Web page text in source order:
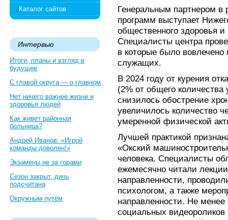
Каталог сайтов
Интервью
Итоги, планы и взгляд в
будущее
С главой округа — о главном
Нет ничего важнее жизни и
здоровья людей
Как живет районная
больница?
Андрей Иванов: «Игрой
команды доволен!»
Экзамены не за горами
Сезон закрыт, дичь
подсчитана
Окружным путём
Генеральным партнером в
программ выступает
общественного здоровья
Специалисты центра
в которые было
служащих.
В 2024 году от курения
(2% от общего количества
снизилось обострение
увеличилось количество
умеренной физической
Лучшей практикой
«Окский
человека. Специалисты
ежемесячно читали
направленности,
психологом, а также
направленности. Не
социальных